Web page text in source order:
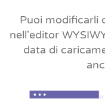
Puoi modificarli
nell'editor
data di